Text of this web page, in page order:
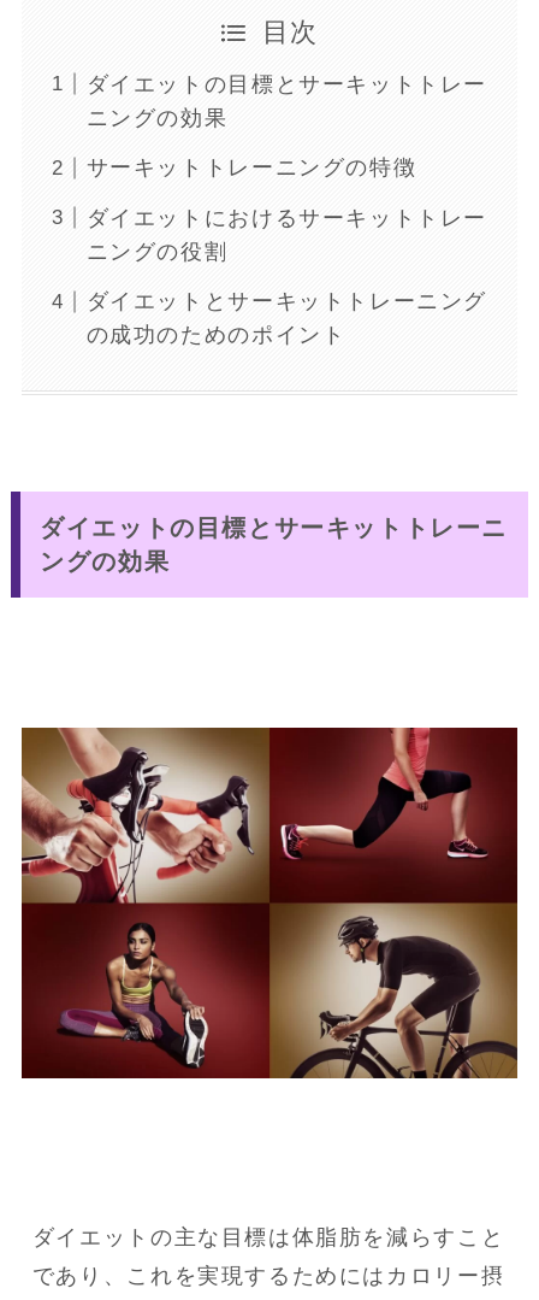
目次
ダイエットの目標とサーキットトレー
ニングの効果
サーキットトレーニングの特徴
ダイエットにおけるサーキットトレー
ニングの役割
ダイエットとサーキットトレーニング
の成功のためのポイント
ダイエットの目標とサーキットトレーニ
ングの効果
ダイエットの主な目標は体脂肪を減らすこと
であり、これを実現するためにはカロリー摂